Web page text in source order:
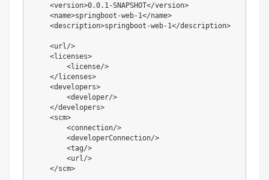
<version>0.0.1-SNAPSHOT</version>
<name>springboot-web-1</name>
<description>springboot-web-1</description>
<url/>
<licenses>
<license/>
</licenses>
<developers>
<developer/>
</developers>
<scm>
<connection/>
<developerConnection/>
<tag/>
<url/>
</scm>